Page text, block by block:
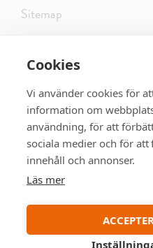
Cookies
Vi använder cookies för
information om
användning, för att
sociala medier och för att
innehåll och annonser.
Läs mer
Sitemap
FÖLJ OSS PÅ SOCIALA
SE MER SKOR: dinsko.se